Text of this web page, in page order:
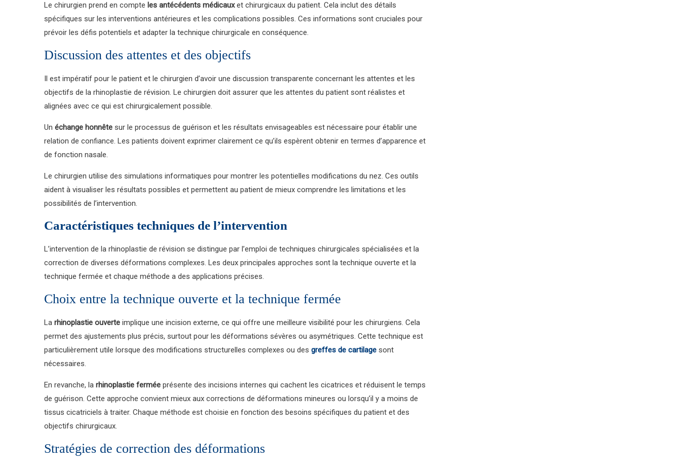
Le chirurgien prend en compte les antécédents médicauxet chirurgicaux du patient. Cela inclut des détails
spécifiques sur les interventions antérieures et les complications possibles. Ces informations sont cruciales pour
prévoir les défis potentiels et adapter la technique chirurgicale en conséquence.
Discussion des attentes et des objectifs
Il est impératif pour le patient et le chirurgien d’avoir une discussion transparente concernant les attentes et les
objectifs de la rhinoplastie de révision. Le chirurgien doit assurer que les attentes du patient sont réalistes et
alignées avec ce qui est chirurgicalement possible.
Un échange honnête sur le processus de guérison et les résultats envisageables est nécessaire pour établir une
relation de confiance. Les patients doivent exprimer clairement ce qu’ils espèrent obtenir en termes d’apparence et
de fonction nasale.
Le chirurgien utilise des simulations informatiques pour montrer les potentielles modifications du nez. Ces outils
aident à visualiser les résultats possibles et permettent au patient de mieux comprendre les limitations et les
possibilités de l’intervention.
Caractéristiques techniques de l’intervention
L’intervention de la rhinoplastie de révision se distingue par l’emploi de techniques chirurgicales spécialisées et la
correction de diverses déformations complexes. Les deux principales approches sont la technique ouverte et la
technique fermée et chaque méthode a des applications précises.
Choix entre la technique ouverte et la technique fermée
La rhinoplastie ouverte implique une incision externe, ce qui offre une meilleure visibilité pour les chirurgiens. Cela
permet des ajustements plus précis, surtout pour les déformations sévères ou asymétriques. Cette technique est
particulièrement utile lorsque des modifications structurelles complexes ou des greffes de cartilage sont
nécessaires.
En revanche, la rhinoplastie fermée présente des incisions internes qui cachent les cicatrices et réduisent le temps
de guérison. Cette approche convient mieux aux corrections de déformations mineures ou lorsqu’il y a moins de
tissus cicatriciels à traiter. Chaque méthode est choisie en fonction des besoins spécifiques du patient et des
objectifs chirurgicaux.
Stratégies de correction des déformations